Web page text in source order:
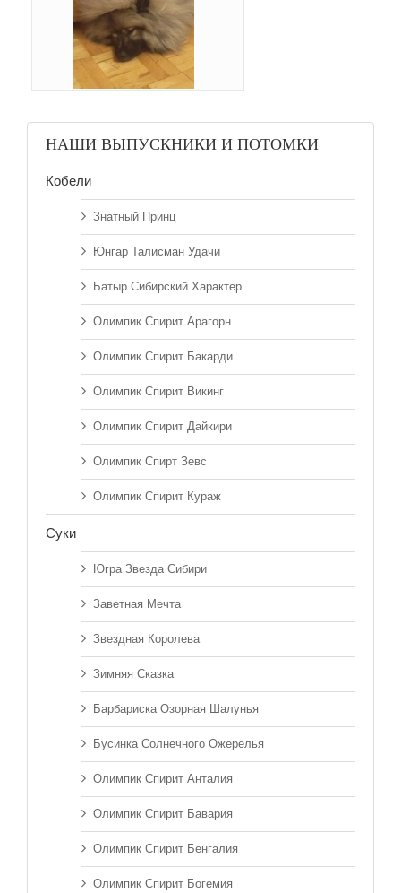
НАШИ ВЫПУСКНИКИ И ПОТОМКИ
Кобели
Знатный Принц
Юнгар Талисман Удачи
Батыр Сибирский Характер
Олимпик Спирит Арагорн
Олимпик Спирит Бакарди
Олимпик Спирит Викинг
Олимпик Спирит Дайкири
Олимпик Спирт Зевс
Олимпик Спирит Кураж
Суки
Югра Звезда Сибири
Заветная Мечта
Звездная Королева
Зимняя Сказка
Барбариска Озорная Шалунья
Бусинка Солнечного Ожерелья
Олимпик Спирит Анталия
Олимпик Спирит Бавария
Олимпик Спирит Бенгалия
Олимпик Спирит Богемия